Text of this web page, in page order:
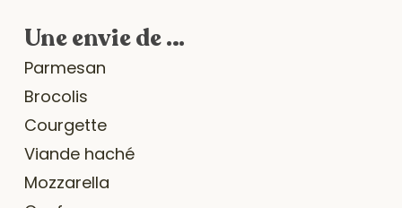
Une envie de …
Parmesan
Brocolis
Courgette
Viande haché
Mozzarella